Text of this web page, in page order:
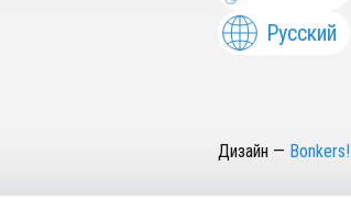
Русский
Дизайн — Bonkers!